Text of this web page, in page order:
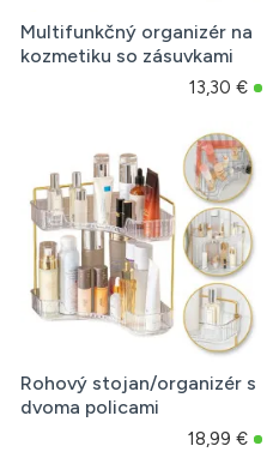
Multifunkčný organizér na
kozmetiku so zásuvkami
13,30 €
Rohový stojan/organizér s
dvoma policami
18,99 €